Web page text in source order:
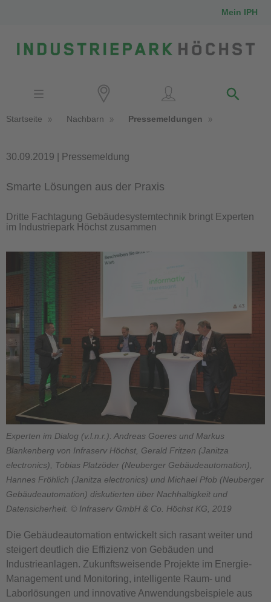
Mein IPH
IPH-Mitarbeiter
Nachbarn
Anfahrt
Startseite Nachbarn Pressemeldungen
30.09.2019 | Pressemeldung
Smarte Lösungen aus der Praxis
Dritte Fachtagung Gebäudesystemtechnik bringt Experten
im Industriepark Höchst zusammen
Experten im Dialog (v.l.n.r.): Andreas Goeres und Markus
Blankenberg von Infraserv Höchst, Gerald Fritzen (Janitza
electronics), Tobias Platzöder (Neuberger Gebäudeautomation),
Hannes Fröhlich (Janitza electronics) und Michael Pfob (Neuberger
Gebäudeautomation) diskutierten über Nachhaltigkeit und
Datensicherheit. © Infraserv GmbH & Co. Höchst KG, 2019
Die Gebäudeautomation entwickelt sich rasant weiter und
steigert deutlich die Effizienz von Gebäuden und
Industrieanlagen. Zukunftsweisende Projekte im Energie-
Management und Monitoring, intelligente Raum- und
Laborlösungen und innovative Anwendungsbeispiele aus